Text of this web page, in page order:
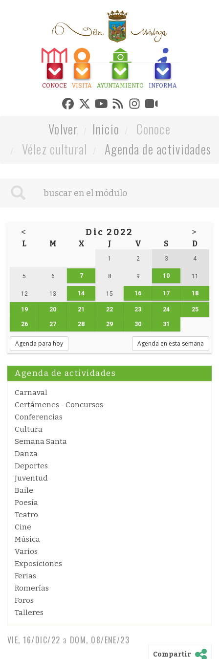
CONOCE VISITA AYUNTAMIENTO INFORMA
Volver Inicio
Conoce
Vélez cultural
Agenda de actividades
< Dic 2022 >
L M X J V S D
1 2 3 4
5 6 7 8 9 10 11
12 13 14 15 16 17 18
19 20 21 22 23 24 25
26 27 28 29 30 31
Agenda para hoy Agenda en esta semana
Agenda de actividades
Carnaval
Certámenes - Concursos
Conferencias
Cultura
Semana Santa
Danza
Deportes
Juventud
Baile
Poesía
Teatro
Cine
Música
Varios
Exposiciones
Ferias
Romerías
Foros
Talleres
VIE, 16/DIC/22 a DOM, 08/ENE/23
Compartir